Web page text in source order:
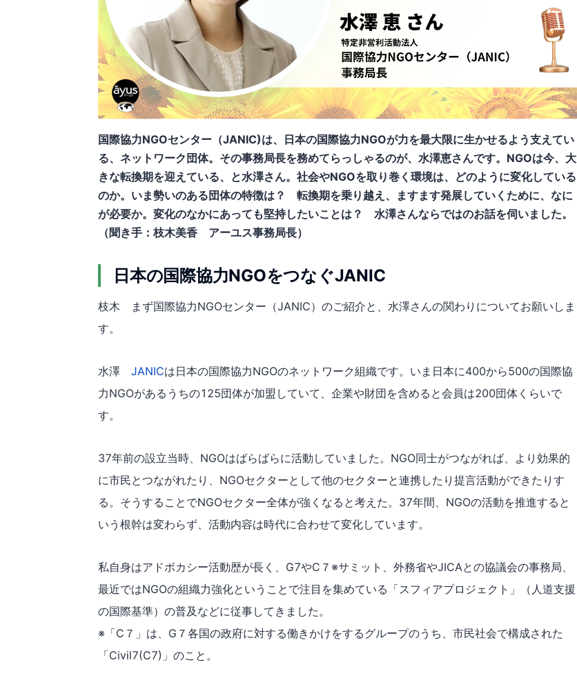
国際協力NGOセンター（JANIC)は、日本の国際協力NGOが力を最大限に生かせるよう支えてい
る、ネットワーク団体。その事務局長を務めてらっしゃるのが、水澤恵さんです。NGOは今、大
きな転換期を迎えている、と水澤さん。社会やNGOを取り巻く環境は、どのように変化している
のか。いま勢いのある団体の特徴は？ 転換期を乗り越え、ますます発展していくために、なに
が必要か。変化のなかにあっても堅持したいことは？ 水澤さんならではのお話を伺いました。
（聞き手：枝木美香 アーユス事務局長）
日本の国際協力NGOをつなぐJANIC
枝木 まず国際協力NGOセンター（JANIC）のご紹介と、水澤さんの関わりについてお願いしま
す。
水澤 JANICは日本の国際協力NGOのネットワーク組織です。いま日本に400から500の国際協
力NGOがあるうちの125団体が加盟していて、企業や財団を含めると会員は200団体くらいで
す。
37年前の設立当時、NGOはばらばらに活動していました。NGO同士がつながれば、より効果的
に市民とつながれたり、NGOセクターとして他のセクターと連携したり提言活動ができたりす
る。そうすることでNGOセクター全体が強くなると考えた。37年間、NGOの活動を推進すると
いう根幹は変わらず、活動内容は時代に合わせて変化しています。
私自身はアドボカシー活動歴が長く、G7やC７※サミット、外務省やJICAとの協議会の事務局、
最近ではNGOの組織力強化ということで注目を集めている「スフィアプロジェクト」（人道支援
の国際基準）の普及などに従事してきました。
※「C７」は、G７各国の政府に対する働きかけをするグループのうち、市民社会で構成された
「Civil7(C7)」のこと。